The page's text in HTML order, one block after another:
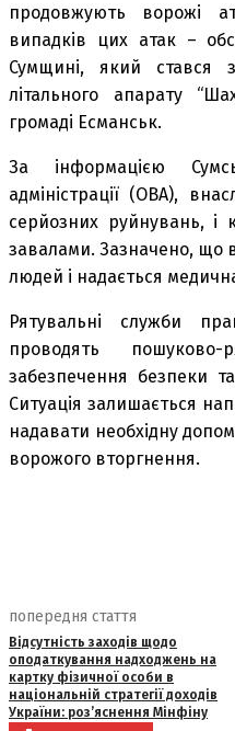
продовжують ворожі
випадків цих атак –
Сумщині, який стався
літального апарату
громаді Есманськ.
За інформацією
адміністрації (ОВА),
серйозних руйнувань, і
завалами. Зазначено, що
людей і надається
Рятувальні служби
проводять пошуково-
забезпечення безпеки
Ситуація залишається
надавати необхідну
ворожого вторгнення.
попередня стаття
Відсутність заходів щодо
оподаткування надходжень на
картку фізичної особи в
національній стратегії доходів
України: роз’яснення Мінфіну